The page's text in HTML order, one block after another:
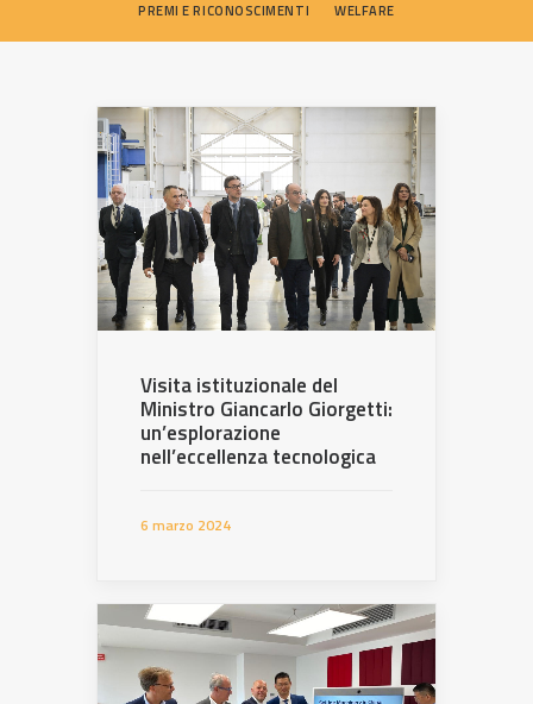
PREMI E RICONOSCIMENTI
WELFARE
Visita istituzionale del
Ministro Giancarlo Giorgetti:
un’esplorazione
nell’eccellenza tecnologica
6 marzo 2024